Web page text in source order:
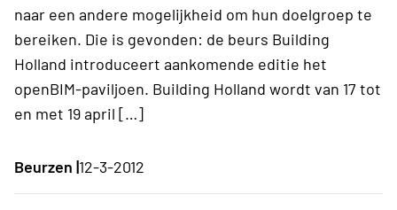
naar een andere mogelijkheid om hun doelgroep te
bereiken. Die is gevonden: de beurs Building
Holland introduceert aankomende editie het
openBIM-paviljoen. Building Holland wordt van 17 tot
en met 19 april […]
Beurzen |12-3-2012